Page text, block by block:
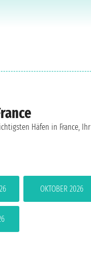
Häfen in France, Ihr
OKTOBER 2026